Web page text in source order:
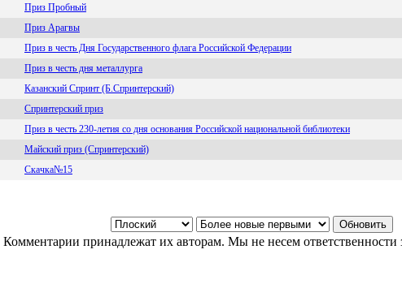
Приз Пробный
Приз Арагвы
Приз в честь Дня Государственного флага Российской Федерации
Приз в честь дня металлурга
Казанский Спринт (Б.Спринтерский)
Спринтерский приз
Приз в честь 230-летия со дня основания Российской национальной библиотеки
Майский приз (Спринтерский)
Скачка№15
Комментарии принадлежат их авторам. Мы не несем ответственности